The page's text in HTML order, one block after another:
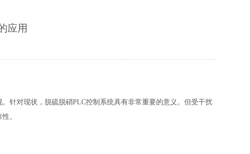
应用
。针对现状，脱硫脱硝PLC控制系统具有非常重要的意义。但受干扰
。